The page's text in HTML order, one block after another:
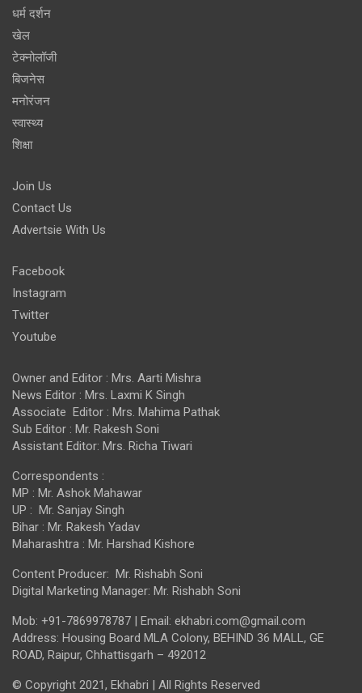
धर्म दर्शन
खेल
टेक्नोलॉजी
बिजनेस
मनोरंजन
स्वास्थ्य
शिक्षा
Join Us
Contact Us
Advertsie With Us
Facebook
Instagram
Twitter
Youtube
Owner and Editor : Mrs. Aarti Mishra
News Editor : Mrs. Laxmi K Singh
Associate Editor : Mrs. Mahima Pathak
Sub Editor : Mr. Rakesh Soni
Assistant Editor: Mrs. Richa Tiwari
Correspondents :
MP : Mr. Ashok Mahawar
UP : Mr. Sanjay Singh
Bihar : Mr. Rakesh Yadav
Maharashtra : Mr. Harshad Kishore
Content Producer: Mr. Rishabh Soni
Digital Marketing Manager: Mr. Rishabh Soni
Mob: +91-7869978787 | Email: ekhabri.com@gmail.com
Address: Housing Board MLA Colony, BEHIND 36 MALL, GE
ROAD, Raipur, Chhattisgarh – 492012
© Copyright 2021, Ekhabri | All Rights Reserved